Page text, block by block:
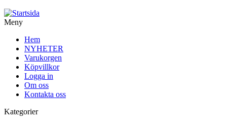
Meny
Hem
NYHETER
Varukorgen
Köpvillkor
Logga in
Om oss
Kontakta oss
Kategorier